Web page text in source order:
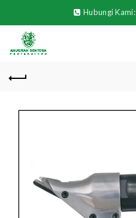
Hubungi Kami: